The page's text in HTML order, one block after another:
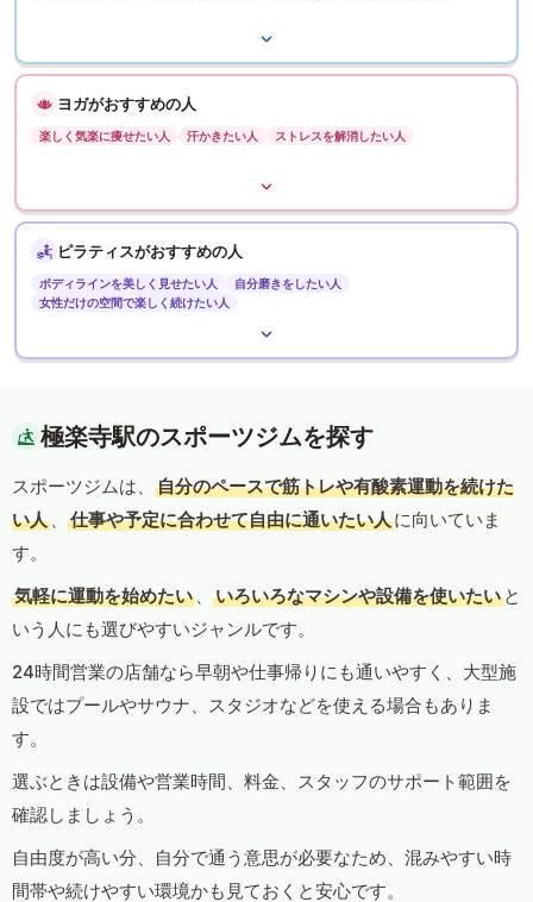
ヨガがおすすめの人
楽しく気楽に痩せたい人 汗かきたい人 ストレスを解消したい人
ピラティスがおすすめの人
ボディラインを美しく見せたい人
自分磨きをしたい人
女性だけの空間で楽しく続けたい人
極楽寺駅のスポーツジムを探す
スポーツジムは、
自分のペースで筋トレや有酸素運動を続けた
い人 、 仕事や予定に合わせて自由に通いたい人に向いていま
す。
気軽に運動を始めたい 、 いろいろなマシンや設備を使いたい と
いう人にも選びやすいジャンルです。
24時間営業の店舗なら早朝や仕事帰りにも通いやすく、大型施
設ではプールやサウナ、スタジオなどを使える場合もありま
す。
選ぶときは設備や営業時間、料金、スタッフのサポート範囲を
確認しましょう。
自由度が高い分、自分で通う意思が必要なため、混みやすい時
間帯や続けやすい環境かも見ておくと安心です。